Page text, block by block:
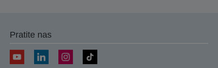
Pratite nas